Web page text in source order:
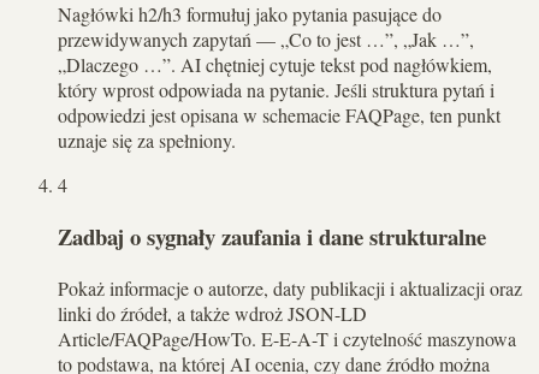
Nagłówki h2/h3 formułuj jako pytania pasujące do
przewidywanych zapytań — „Co to jest …”, „Jak …”,
„Dlaczego …”. AI chętniej cytuje tekst pod nagłówkiem,
który wprost odpowiada na pytanie. Jeśli struktura pytań i
odpowiedzi jest opisana w schemacie FAQPage, ten punkt
uznaje się za spełniony.
4
Zadbaj o sygnały zaufania i dane strukturalne
Pokaż informacje o autorze, daty publikacji i aktualizacji oraz
linki do źródeł, a także wdroż JSON-LD
Article/FAQPage/HowTo. E-E-A-T i czytelność maszynowa
to podstawa, na której AI ocenia, czy dane źródło można